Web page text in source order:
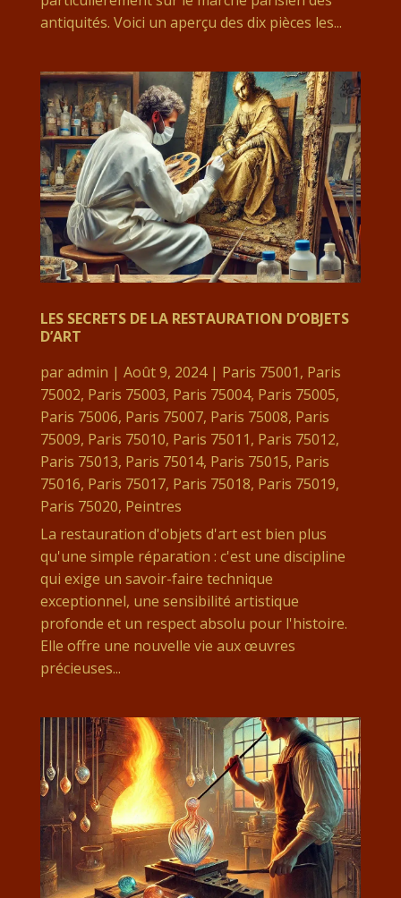
antiquités. Voici un aperçu des dix pièces les...
LES SECRETS DE LA RESTAURATION D’OBJETS
D’ART
paradmin | Août 9, 2024| Paris 75001, Paris
75002, Paris 75003, Paris 75004, Paris 75005,
Paris 75006, Paris 75007, Paris 75008, Paris
75009, Paris 75010, Paris 75011, Paris 75012,
Paris 75013, Paris 75014, Paris 75015, Paris
75016, Paris 75017, Paris 75018, Paris 75019,
Paris 75020, Peintres
La restauration d'objets d'art est bien plus
qu'une simple réparation : c'est une discipline
qui exige un savoir-faire technique
exceptionnel, une sensibilité artistique
profonde et un respect absolu pour l'histoire.
Elle offre une nouvelle vie aux œuvres
précieuses...